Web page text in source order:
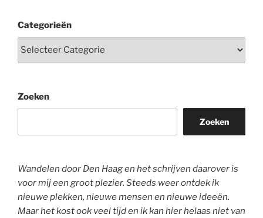
Categorieën
Zoeken
Zoeken
Wandelen door Den Haag en het schrijven daarover is
voor mij een groot plezier. Steeds weer ontdek ik
nieuwe plekken, nieuwe mensen en nieuwe ideeën.
Maar het kost ook veel tijd en ik kan hier helaas niet van